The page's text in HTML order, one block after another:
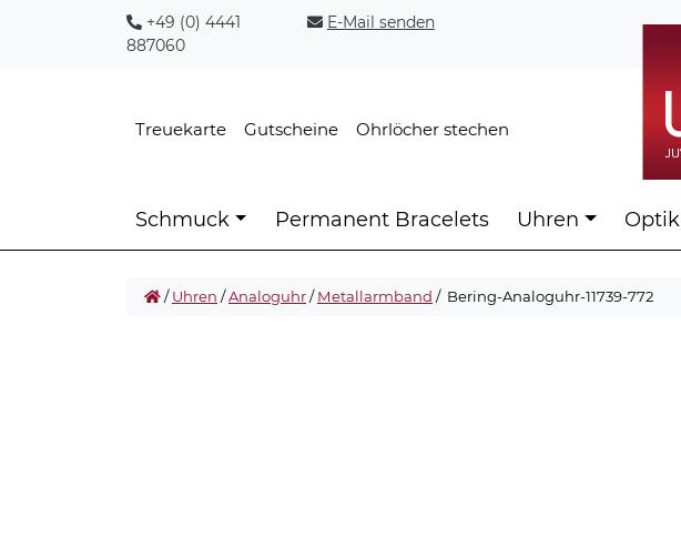
+49 (0) 4441
887060
E-Mail senden
Treuekarte Gutscheine Ohrlöcher stechen
Schmuck Permanent Bracelets Uhren Optik
/Uhren /Analoguhr/Metallarmband / Bering-Analoguhr-11739-772